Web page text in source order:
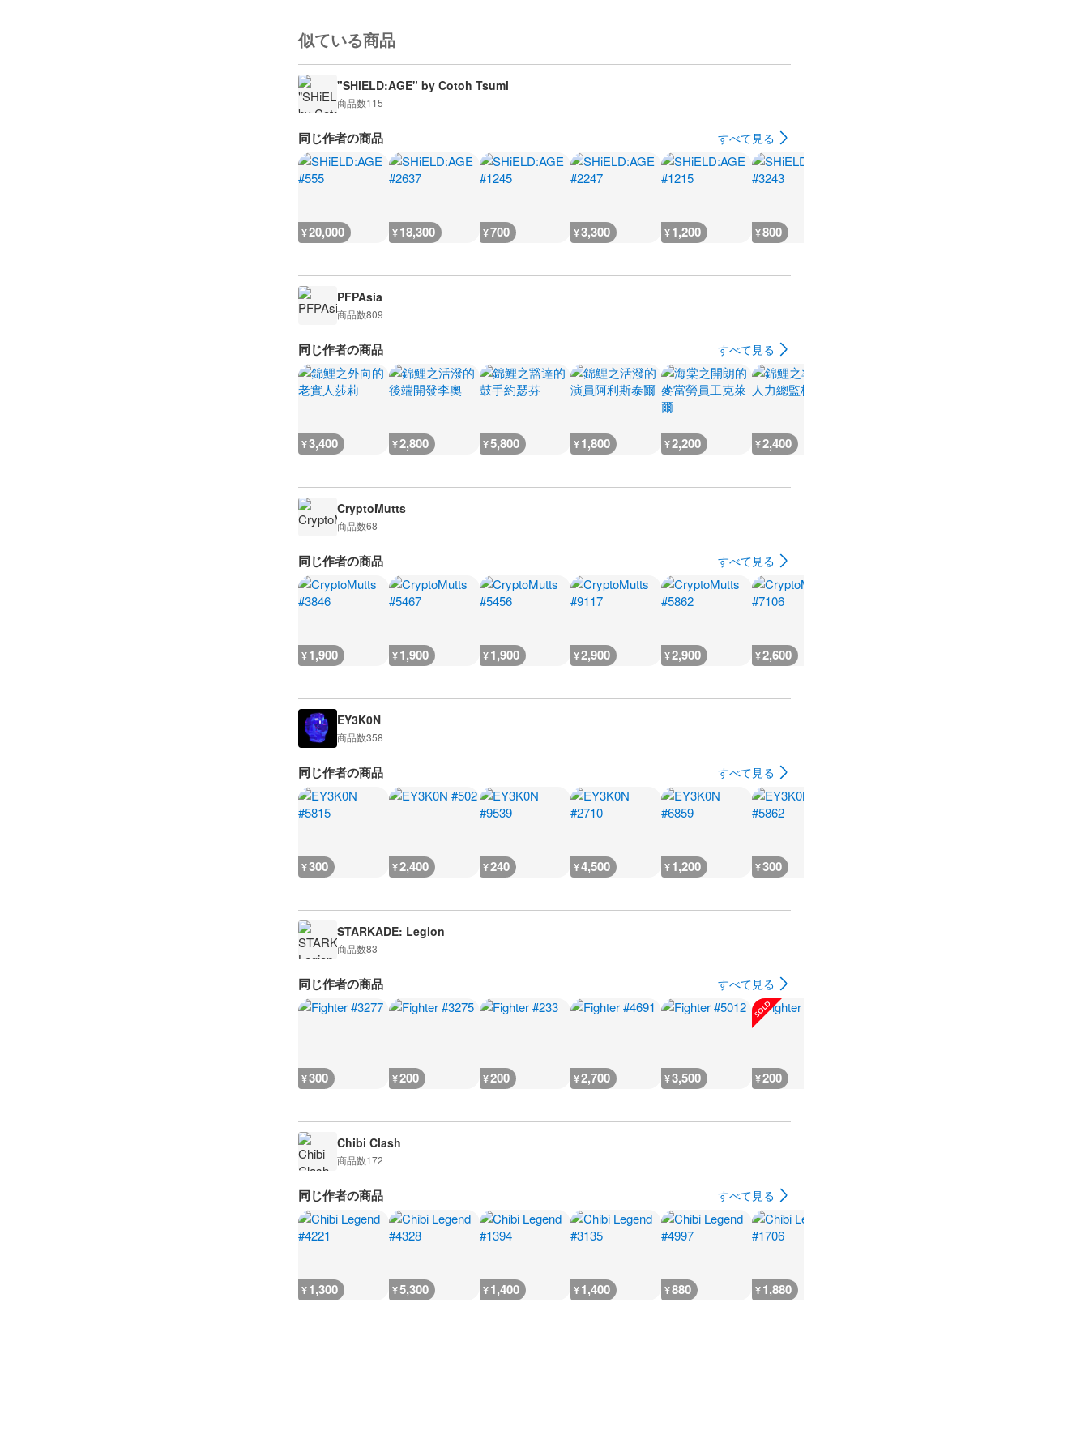
似ている商品
"SHiELD:AGE" by Cotoh Tsumi
商品数115
同じ作者の商品 すべて見る
¥20,000 ¥18,300 ¥700 ¥3,300 ¥1,200 ¥800
PFPAsia
商品数809
同じ作者の商品 すべて見る
¥3,400 ¥2,800 ¥5,800 ¥1,800 ¥2,200 ¥2,400
CryptoMutts
商品数68
同じ作者の商品 すべて見る
¥1,900 ¥1,900 ¥1,900 ¥2,900 ¥2,900 ¥2,600
EY3K0N
商品数358
同じ作者の商品 すべて見る
¥300 ¥2,400 ¥240 ¥4,500 ¥1,200 ¥300
STARKADE: Legion
商品数83
同じ作者の商品 すべて見る
¥300 ¥200 ¥200 ¥2,700 ¥3,500 ¥200
Chibi Clash
商品数172
同じ作者の商品 すべて見る
¥1,300 ¥5,300 ¥1,400 ¥1,400 ¥880 ¥1,880